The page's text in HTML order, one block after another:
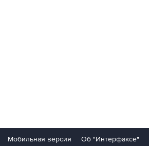
Мобильная версия Об "Интерфаксе"